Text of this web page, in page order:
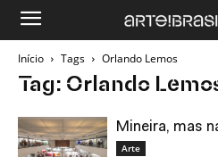
Início Tags Orlando Lemos
Tag: Orlando
Mineira, mas
Arte